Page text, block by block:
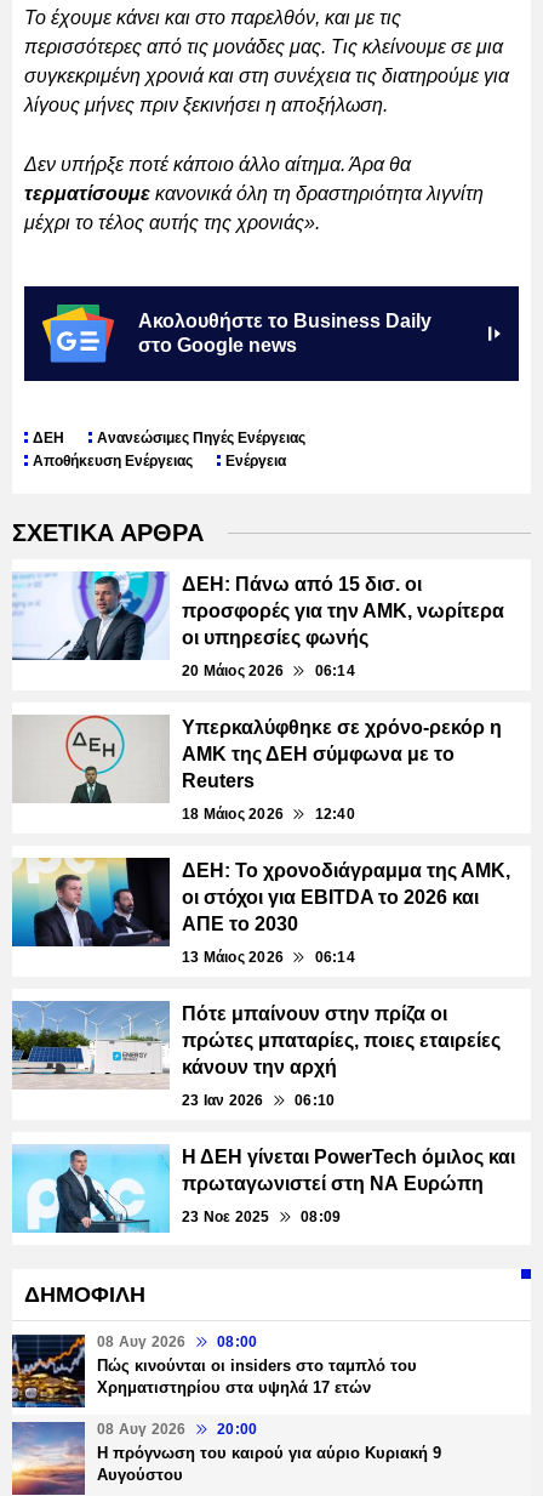
Το έχουμε κάνει και στο παρελθόν, και με τις
περισσότερες από τις μονάδες μας. Τις κλείνουμε σε μια
συγκεκριμένη χρονιά και στη συνέχεια τις διατηρούμε για
λίγους μήνες πριν ξεκινήσει η αποξήλωση.
Δεν υπήρξε ποτέ κάποιο άλλο αίτημα. Άρα θα
τερματίσουμε κανονικά όλη τη δραστηριότητα λιγνίτη
μέχρι το τέλος αυτής της χρονιάς».
Ακολουθήστε το Business Daily
στο Google news
ΔΕΗ
Ανανεώσιμες Πηγές Ενέργειας
Αποθήκευση Ενέργειας
Ενέργεια
ΣΧΕΤΙΚΑ ΑΡΘΡΑ
ΔΕΗ: Πάνω από 15 δισ. οι
προσφορές για την ΑΜΚ, νωρίτερα
οι υπηρεσίες φωνής
20 Μάιος 2026 06:14
Υπερκαλύφθηκε σε χρόνο-ρεκόρ η
ΑΜΚ της ΔΕΗ σύμφωνα με το
Reuters
18 Μάιος 2026 12:40
ΔΕΗ: Το χρονοδιάγραμμα της ΑΜΚ,
οι στόχοι για EBITDA τo 2026 και
ΑΠΕ το 2030
13 Μάιος 2026 06:14
Πότε μπαίνουν στην πρίζα οι
πρώτες μπαταρίες, ποιες εταιρείες
κάνουν την αρχή
23 Ιαν 2026 06:10
Η ΔΕΗ γίνεται PowerTech όμιλος και
πρωταγωνιστεί στη ΝΑ Ευρώπη
23 Νοε 2025 08:09
ΔΗΜΟΦΙΛΗ
08 Αυγ 2026 08:00
Πώς κινούνται οι insiders στο ταμπλό του
Χρηματιστηρίου στα υψηλά 17 ετών
08 Αυγ 2026 20:00
Η πρόγνωση του καιρού για αύριο Κυριακή 9
Αυγούστου